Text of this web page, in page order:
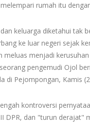
rumah itu
keluarga diketahui tak
ke luar negeri sejak
meluas menjadi
pengemudi Ojol
di Pejompongan, Kamis
kontroversi
DPR, dan "turun derajat"